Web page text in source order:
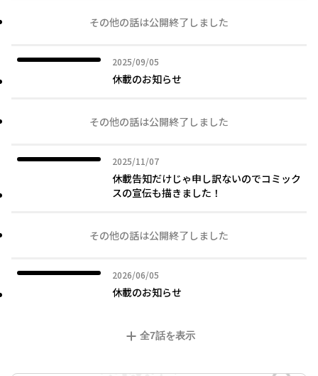
その他の話は公開終了しました
2025/09/05
2025年09月05日
休載のお知らせ
その他の話は公開終了しました
2025/11/07
2025年11月07日
休載告知だけじゃ申し訳ないのでコミック
スの宣伝も描きました！
その他の話は公開終了しました
2026/06/05
2026年06月05日
休載のお知らせ
全7話を表示